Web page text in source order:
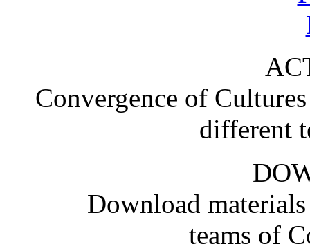
Convergence of
different
Download
teams of